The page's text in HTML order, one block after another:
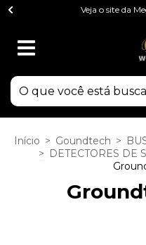
Veja o site da
Início > Goundtech >
> DETECTORES DE